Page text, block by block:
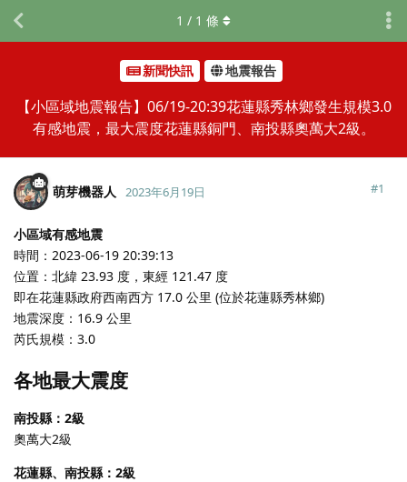
新聞快訊 地震報告
【小區域地震報告】06/19-20:39花蓮縣秀林鄉發生規模3.0
有感地震，最大震度花蓮縣銅門、南投縣奧萬大2級。
1 / 1 條
萌芽機器人 2023年6月19日 #1
小區域有感地震
時間：2023-06-19 20:39:13
位置：北緯 23.93 度，東經 121.47 度
即在花蓮縣政府西南西方 17.0 公里 (位於花蓮縣秀林鄉)
地震深度：16.9 公里
芮氏規模：3.0
各地最大震度
南投縣：2級
奧萬大2級
花蓮縣、南投縣：2級